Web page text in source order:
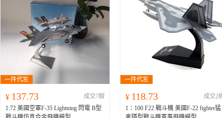
¥ 137.73
成交7艘
1:72 美國空軍F-35 Lightning 閃電 B型
¥ 118.73
成交2
1：100 F22 戰斗機 美國F-22 fighter猛